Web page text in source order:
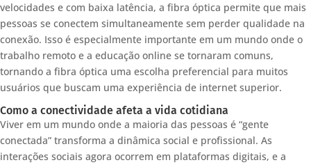
velocidades e com baixa latência, a fibra óptica permite que mais
pessoas se conectem simultaneamente sem perder qualidade na
conexão. Isso é especialmente importante em um mundo onde o
trabalho remoto e a educação online se tornaram comuns,
tornando a fibra óptica uma escolha preferencial para muitos
usuários que buscam uma experiência de internet superior.
Como a conectividade afeta a vida cotidiana
Viver em um mundo onde a maioria das pessoas é “gente
conectada” transforma a dinâmica social e profissional. As
interações sociais agora ocorrem em plataformas digitais, e a